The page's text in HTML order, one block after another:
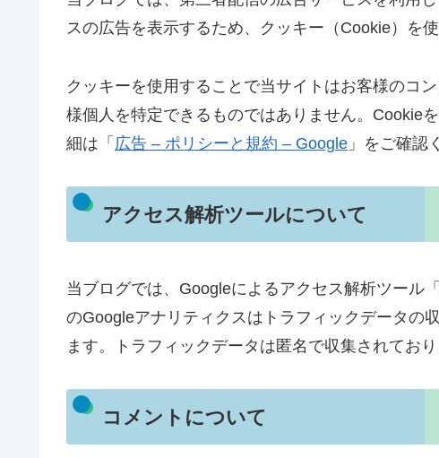
スの広告を表示するため、クッキー（Cookie）を使
クッキーを使用することで当サイトはお客様のコ
様個人を特定できるものではありません。Cookie
細は「 広告 – ポリシーと規約 – Google 」をご確認
アクセス解析ツールについて
当ブログでは、Googleによるアクセス解析ツール
のGoogleアナリティクスはトラフィックデータの
ます。トラフィックデータは匿名で収集されてお
コメントについて